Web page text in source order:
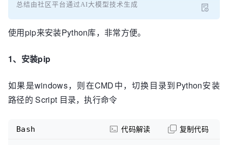
总结由社区平台通过AI大模型技术生成
使用pip来安装Python库，非常方便。
1、安装pip
如果是windows，则在CMD中，切换目录到Python安装
路径的 Script 目录，执行命令
Bash 代码解读 复制代码